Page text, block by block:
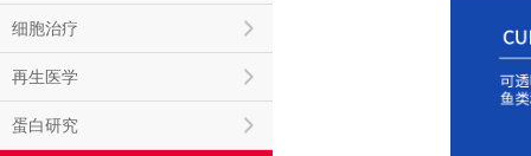
细胞治疗
再生医学
蛋白研究